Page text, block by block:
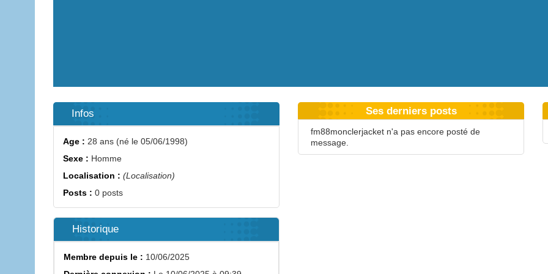
Infos
Age : 28 ans (né le 05/06/1998)
Sexe : Homme
Localisation : (Localisation)
Posts : 0 posts
Historique
Membre depuis le : 10/06/2025
Ses derniers posts
fm88monclerjacket n'a pas encore posté de
message.